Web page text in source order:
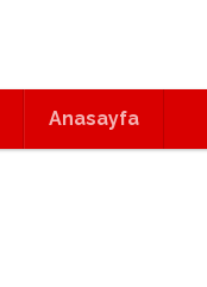
Anasayfa